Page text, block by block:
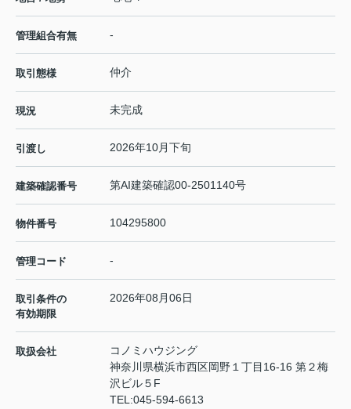
管理組合有無 -
取引態様 仲介
現況 未完成
引渡し 2026年10月下旬
建築確認番号 第AI建築確認00-2501140号
物件番号 104295800
管理コード -
取引条件の
有効期限
2026年08月06日
取扱会社
コノミハウジング
神奈川県横浜市西区岡野１丁目16-16 第２梅
沢ビル５F
TEL:045-594-6613